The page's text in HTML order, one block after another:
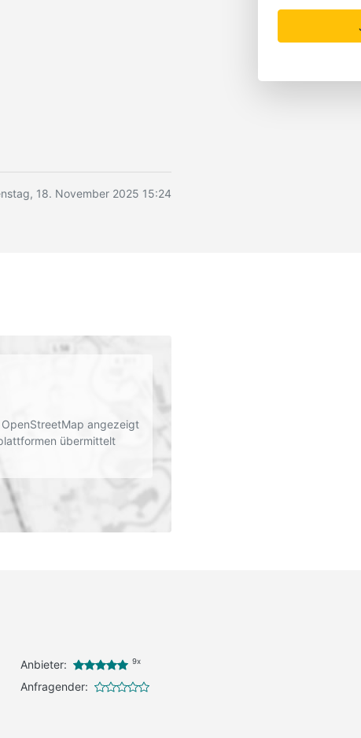
18. November 2025 15:24
angezeigt
übermittelt
Anbieter: 9x
Anfragender: